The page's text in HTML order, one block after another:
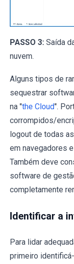
PASSO 3: Saída
nuvem.
Alguns tipos de
sequestrar
na "the Cloud".
corrompidos/
logout de todas
em navegadores
Também deve
software de
completamente
Identificar a
Para lidar
primeiro